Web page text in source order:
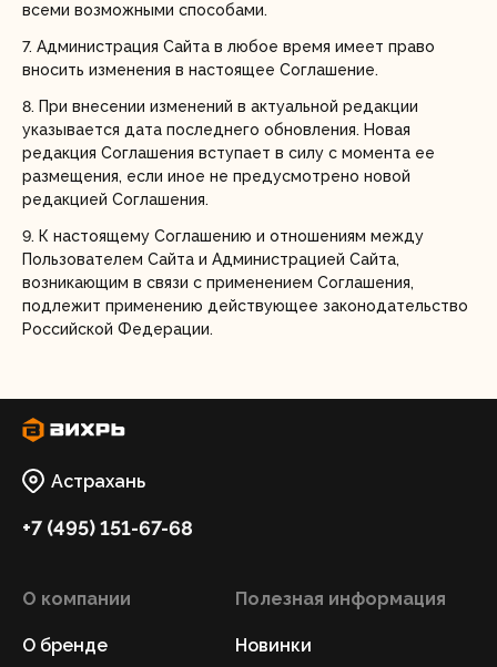
всеми возможными способами.
7. Администрация Сайта в любое время имеет право
вносить изменения в настоящее Соглашение.
8. При внесении изменений в актуальной редакции
указывается дата последнего обновления. Новая
редакция Соглашения вступает в силу с момента ее
размещения, если иное не предусмотрено новой
редакцией Соглашения.
9. К настоящему Соглашению и отношениям между
Пользователем Сайта и Администрацией Сайта,
возникающим в связи с применением Соглашения,
подлежит применению действующее законодательство
Российской Федерации.
Астрахань
+7 (495) 151-67-68
О компании
О бренде
Полезная информация
Новинки